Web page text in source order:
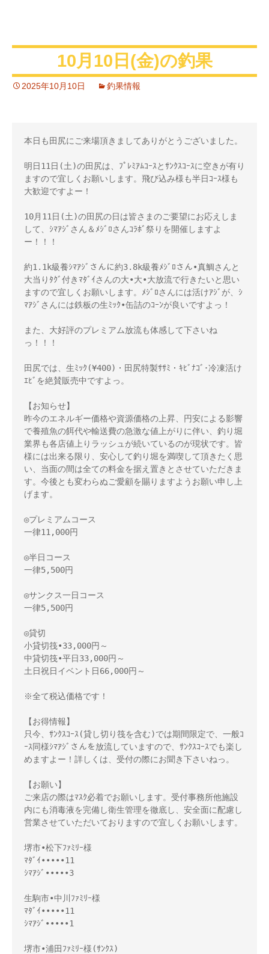
10月10日(金)の釣果
2025年10月10日 釣果情報
本日も田尻にご来場頂きましてありがとうございました。
明日11日(土)の田尻は、ﾌﾟﾚﾐｱﾑｺｰｽとｻﾝｸｽｺｰｽに空きが有り
ますので宜しくお願いします。飛び込み様も半日ｺｰｽ様も
大歓迎ですよー！
10月11日(土)の田尻の日は皆さまのご要望にお応えしま
して、ｼﾏｱｼﾞさん＆ﾒｼﾞﾛさんｺﾗﾎﾞ祭りを開催しますよ
ー！！！
約1.1k級養ｼﾏｱｼﾞさんに約3.8k級養ﾒｼﾞﾛさん•真鯛さんと
大当りﾀｸﾞ付きﾏﾀﾞｲさんの大•大•大放流で行きたいと思い
ますので宜しくお願いします。ﾒｼﾞﾛさんには活けｱｼﾞが、ｼ
ﾏｱｼﾞさんには鉄板の生ﾐｯｸ•缶詰のｺｰﾝが良いですよっ！
また、大好評のプレミアム放流も体感して下さいね
っ！！！
田尻では、生ﾐｯｸ(¥400)・田尻特製ｻｻﾐ・ｷﾋﾞﾅｺﾞ･冷凍活け
ｴﾋﾞを絶賛販売中ですよっ。
【お知らせ】
昨今のエネルギー価格や資源価格の上昇、円安による影響
で養殖魚の餌代や輸送費の急激な値上がりに伴い、釣り堀
業界も各店値上りラッシュが続いているのが現状です。皆
様には出来る限り、安心して釣り堀を満喫して頂きたく思
い、当面の間は全ての料金を据え置きとさせていただきま
す。今後とも変わらぬご愛顧を賜りますようお願い申し上
げます。
◎プレミアムコース
一律11,000円
◎半日コース
一律5,500円
◎サンクス一日コース
一律5,500円
◎貸切
小貸切筏•33,000円～
中貸切筏•平日33,000円～
土日祝日イベント日66,000円～
※全て税込価格です！
【お得情報】
只今、ｻﾝｸｽｺｰｽ(貸し切り筏を含む)では期間限定で、一般ｺ
ｰｽ同様ｼﾏｱｼﾞさんを放流していますので、ｻﾝｸｽｺｰｽでも楽し
めますよー！詳しくは、受付の際にお聞き下さいねっ。
【お願い】
ご来店の際はﾏｽｸ必着でお願いします。受付事務所他施設
内にも消毒液を完備し衛生管理を徹底し、安全面に配慮し
営業させていただいておりますので宜しくお願いします。
堺市•松下ﾌｧﾐﾘｰ様
ﾏﾀﾞｲ•••••11
ｼﾏｱｼﾞ•••••3
生駒市•中川ﾌｧﾐﾘｰ様
ﾏﾀﾞｲ•••••11
ｼﾏｱｼﾞ•••••1
堺市•浦田ﾌｧﾐﾘｰ様(ｻﾝｸｽ)